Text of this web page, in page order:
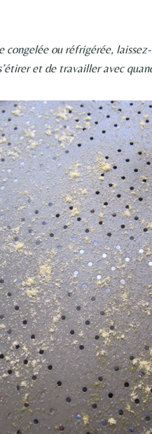
congelée ou réfrigérée,
et de travailler avec